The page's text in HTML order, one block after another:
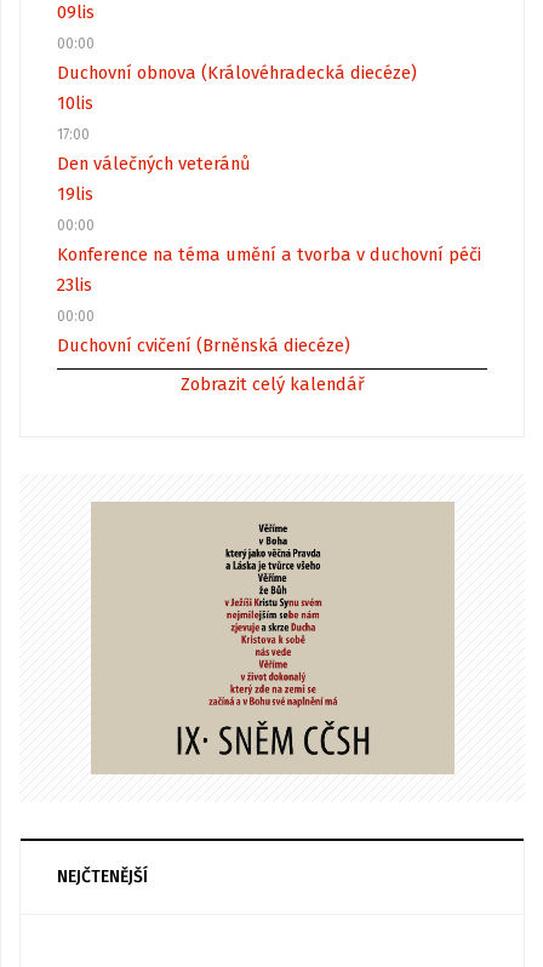
09lis
00:00
Duchovní obnova (Královéhradecká diecéze)
10lis
17:00
Den válečných veteránů
19lis
00:00
Konference na téma umění a tvorba v duchovní péči
23lis
00:00
Duchovní cvičení (Brněnská diecéze)
Zobrazit celý kalendář
NEJČTENĚJŠÍ